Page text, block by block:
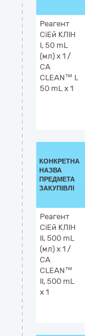
Реагент
СіЕй КЛІН
I, 50 mL
(мл) x 1 /
CA
CLEAN™ I,
50 mL x 1
КОНКРЕТНА
НАЗВА
ПРЕДМЕТА
ЗАКУПІВЛІ
Реагент
СіЕй КЛІН
II, 500 mL
(мл) х 1 /
CA
CLEAN™
II, 500 mL
x 1